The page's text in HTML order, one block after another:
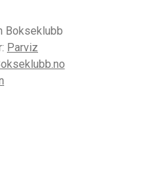
Bokseklubb
Parviz